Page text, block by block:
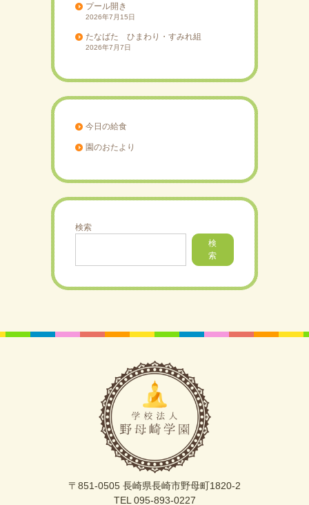
プール開き
2026年7月15日
たなばた ひまわり・すみれ組
2026年7月7日
今日の給食
園のおたより
検索
検
索
〒851-0505 長崎県長崎市野母町1820-2
TEL 095-893-0227